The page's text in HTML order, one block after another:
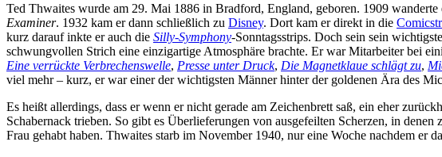
Ted Thwaites wurde am 29. Mai 1886 in Bradford, England, geboren. 1909
Examiner. 1932 kam er dann schließlich zu Disney. Dort kam er direkt in die
kurz darauf inkte er auch die Silly-Symphony-Sonntagsstrips. Doch sein sein
schwungvollen Strich eine einzigartige Atmosphäre brachte. Er war Mitarbeiter bei
Eine verrückte Verbrechenswelle, Presse unter Druck, Die Magnetklaue schlägt zu,
viel mehr – kurz, er war einer der wichtigsten Männer hinter der goldenen Ära des
Es heißt allerdings, dass er wenn er nicht gerade am Zeichenbrett saß, ein eher
Schabernack trieben. So gibt es Überlieferungen von ausgefeilten Scherzen, in denen
Frau gehabt haben. Thwaites starb im November 1940, nur eine Woche nachdem er